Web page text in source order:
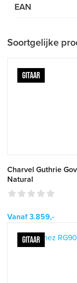
EAN
Soortgelijke
GITAAR
Charvel Guthrie
Natural
Vanaf 3.859,-
GITAAR